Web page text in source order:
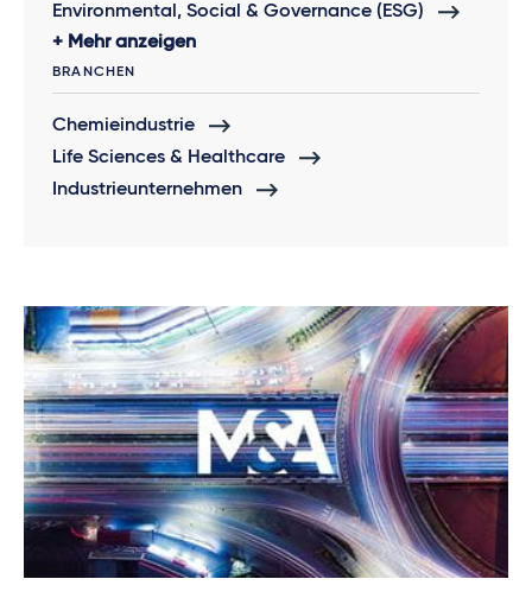
Environmental, Social & Governance (ESG)
Mehr anzeigen
BRANCHEN
Chemieindustrie
Life Sciences & Healthcare
Industrieunternehmen